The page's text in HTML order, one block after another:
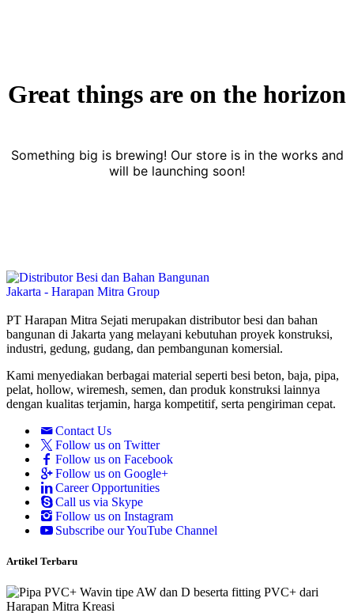
Great things are on the horizon
Something big is brewing! Our store is in the works and
will be launching soon!
PT Harapan Mitra Sejati merupakan distributor besi dan bahan
bangunan di Jakarta yang melayani kebutuhan proyek konstruksi,
industri, gedung, gudang, dan pembangunan komersial.
Kami menyediakan berbagai material seperti besi beton, baja, pipa,
pelat, hollow, wiremesh, semen, dan produk konstruksi lainnya
dengan kualitas terjamin, harga kompetitif, serta pengiriman cepat.
Contact Us
Follow us on Twitter
Follow us on Facebook
Follow us on Google+
Career Opportunities
Call us via Skype
Follow us on Instagram
Subscribe our YouTube Channel
Artikel Terbaru